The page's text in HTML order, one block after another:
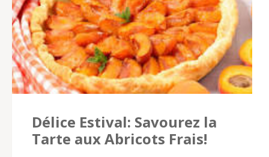
Délice Estival: Savourez la
Tarte aux Abricots Frais!